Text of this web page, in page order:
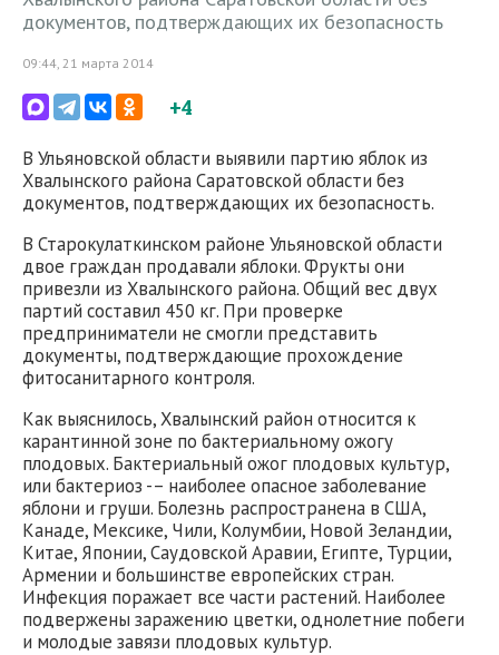
документов, подтверждающих их безопасность
09:44, 21 марта 2014
+4
В Ульяновской области выявили партию яблок из
Хвалынского района Саратовской области без
документов, подтверждающих их безопасность.
В Старокулаткинском районе Ульяновской области
двое граждан продавали яблоки. Фрукты они
привезли из Хвалынского района. Общий вес двух
партий составил 450 кг. При проверке
предприниматели не смогли представить
документы, подтверждающие прохождение
фитосанитарного контроля.
Как выяснилось, Хвалынский район относится к
карантинной зоне по бактериальному ожогу
плодовых. Бактериальный ожог плодовых культур,
или бактериоз -– наиболее опасное заболевание
яблони и груши. Болезнь распространена в США,
Канаде, Мексике, Чили, Колумбии, Новой Зеландии,
Китае, Японии, Саудовской Аравии, Египте, Турции,
Армении и большинстве европейских стран.
Инфекция поражает все части растений. Наиболее
подвержены заражению цветки, однолетние побеги
и молодые завязи плодовых культур.